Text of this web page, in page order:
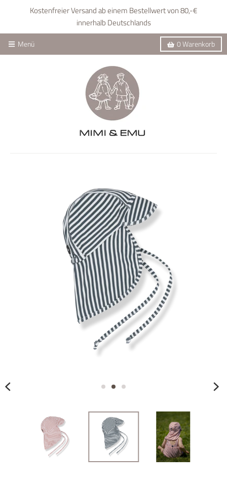
Kostenfreier Versand ab einem Bestellwert von 80,-€
innerhalb Deutschlands
Menü 0Warenkorb